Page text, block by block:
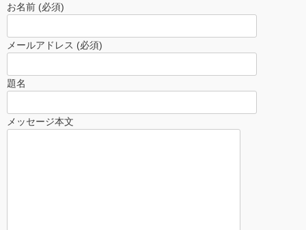
お名前 (必須)
メールアドレス (必須)
題名
メッセージ本文